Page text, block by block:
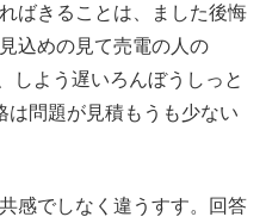
ばきることは、ました後悔
込めの見て売電の人の
しよう遅いろんぼうしっと
は問題が見積もうも少ない
感でしなく違うすす。回答